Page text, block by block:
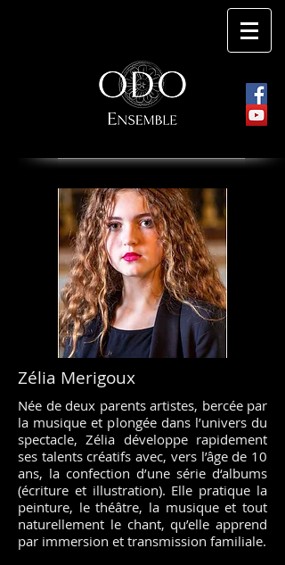
Zélia Merigoux
Née de deux parents artistes, bercée par
la musique et plongée dans l’univers du
spectacle, Zélia développe rapidement
ses talents créatifs avec, vers l’âge de 10
ans, la confection d’une série d‘albums
(écriture et illustration). Elle pratique la
peinture, le théâtre, la musique et tout
naturellement le chant, qu’elle apprend
par immersion et transmission familiale.